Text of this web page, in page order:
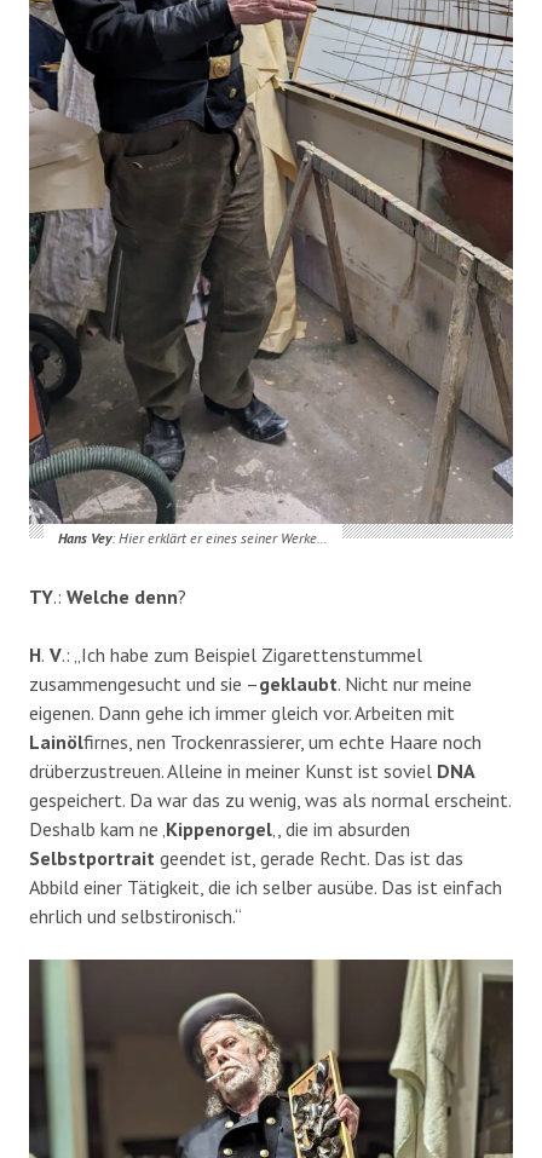
Hans Vey: Hier erklärt er eines seiner Werke…
TY.: Welche denn?
H. V.: „Ich habe zum Beispiel Zigarettenstummel
zusammengesucht und sie –geklaubt. Nicht nur meine
eigenen. Dann gehe ich immer gleich vor. Arbeiten mit
Lainölfirnes, nen Trockenrassierer, um echte Haare noch
drüberzustreuen. Alleine in meiner Kunst ist soviel DNA
gespeichert. Da war das zu wenig, was als normal erscheint.
Deshalb kam ne ‚ Kippenorgel ‚, die im absurden
Selbstportrait geendet ist, gerade Recht. Das ist das
Abbild einer Tätigkeit, die ich selber ausübe. Das ist einfach
ehrlich und selbstironisch.“